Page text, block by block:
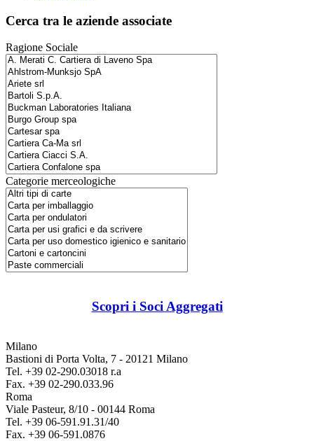
Cerca tra le aziende associate
Ragione Sociale
Categorie merceologiche
Scopri i Soci Aggregati
Milano
Bastioni di Porta Volta, 7 - 20121 Milano
Tel. +39 02-290.03018 r.a
Fax. +39 02-290.033.96
Roma
Viale Pasteur, 8/10 - 00144 Roma
Tel. +39 06-591.91.31/40
Fax. +39 06-591.0876